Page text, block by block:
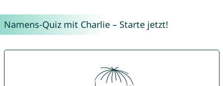
Namens-Quiz mit Charlie – Starte jetzt!